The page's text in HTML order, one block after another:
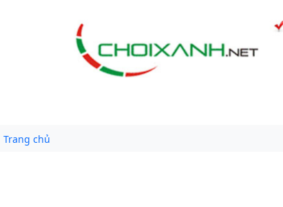
Trang chủ